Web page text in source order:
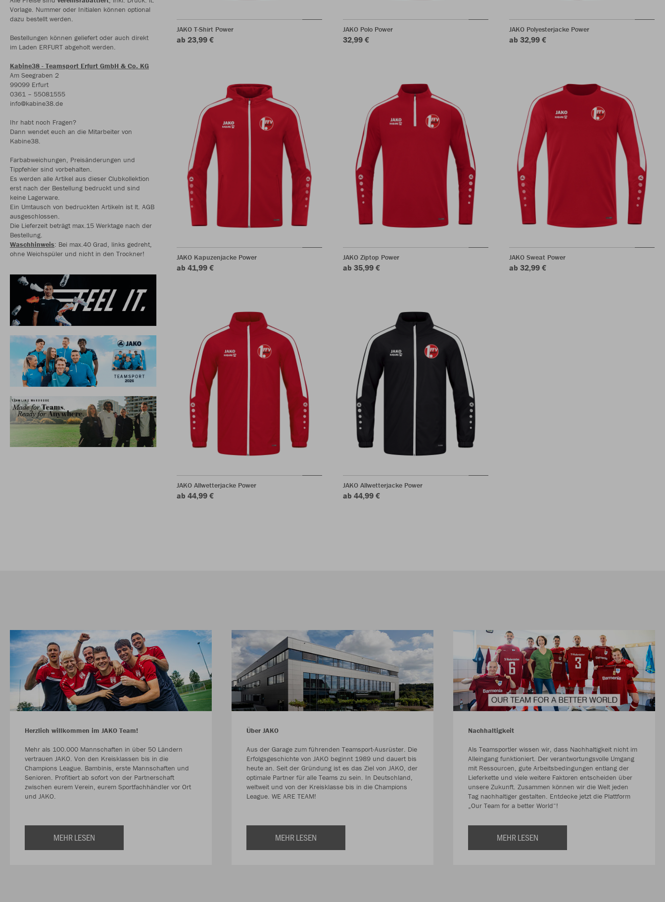
Vorlage. Nummer oder Initialen können optional
dazu bestellt werden.
Bestellungen können geliefert oder auch direkt
im Laden ERFURT abgeholt werden.
Kabine38 - Teamsport Erfurt GmbH & Co. KG
Am Seegraben 2
99099 Erfurt
0361 – 55081555
info@kabine38.de
Ihr habt noch Fragen?
Dann wendet euch an die Mitarbeiter von
Kabine38.
Farbabweichungen, Preisänderungen und
Tippfehler sind vorbehalten.
Es werden alle Artikel aus dieser Clubkollektion
erst nach der Bestellung bedruckt und sind
keine Lagerware.
Ein Umtausch von bedruckten Artikeln ist lt. AGB
ausgeschlossen.
Die Lieferzeit beträgt max.15 Werktage nach der
Bestellung.
Waschhinweis: Bei max.40 Grad, links gedreht,
ohne Weichspüler und nicht in den Trockner!
JAKO T-Shirt Power
ab 23,99 €
JAKO Polo Power
32,99 €
JAKO Polyesterjacke Power
ab 32,99 €
JAKO Kapuzenjacke Power
ab 41,99 €
JAKO Ziptop Power
ab 35,99 €
JAKO Sweat Power
ab 32,99 €
JAKO Allwetterjacke Power
ab 44,99 €
JAKO Allwetterjacke Power
ab 44,99 €
Herzlich willkommen im JAKO Team!
Mehr als 100.000 Mannschaften in über 50 Ländern
vertrauen JAKO. Von den Kreisklassen bis in die
Champions League. Bambinis, erste Mannschaften und
Senioren. Profitiert ab sofort von der Partnerschaft
zwischen eurem Verein, eurem Sportfachhändler vor Ort
und JAKO.
MEHR LESEN
Über JAKO
Aus der Garage zum führenden Teamsport-Ausrüster. Die
Erfolgsgeschichte von JAKO beginnt 1989 und dauert bis
heute an. Seit der Gründung ist es das Ziel von JAKO, der
optimale Partner für alle Teams zu sein. In Deutschland,
weltweit und von der Kreisklasse bis in die Champions
League. WE ARE TEAM!
MEHR LESEN
Nachhaltigkeit
Als Teamsportler wissen wir, dass Nachhaltigkeit nicht im
Alleingang funktioniert. Der verantwortungsvolle Umgang
mit Ressourcen, gute Arbeitsbedingungen entlang der
Lieferkette und viele weitere Faktoren entscheiden über
unsere Zukunft. Zusammen können wir die Welt jeden
Tag nachhaltiger gestalten. Entdecke jetzt die Plattform
„Our Team for a better World“!
MEHR LESEN